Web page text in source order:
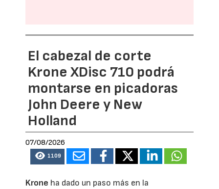
El cabezal de corte
Krone XDisc 710 podrá
montarse en picadoras
John Deere y New
Holland
07/08/2026
1109
Krone ha dado un paso más en la